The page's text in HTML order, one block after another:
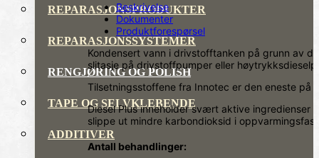
REPARASJONSPRODUKTER
REPARASJONSSYSTEMER
RENGJØRING OG POLISH
TAPE OG SELVKLEBENDE
ADDITIVER
Beskrivelse
Dokumenter
Produktforespørsel
Kondensert vann i drivstofftanken på grunn av
slitasje på drivstoffpumper eller
Tilsetningsstoffene fra Innotec er den eneste på
Diesel Plus inneholder svært aktive ingredienser
slippe ut mindre karbondioksid i
Antall behandlinger: